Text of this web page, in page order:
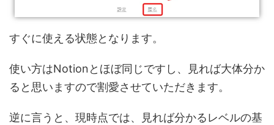
すぐに使える状態となります。
使い方はNotionとほぼ同じですし、見れば大体分か
ると思いますので割愛させていただきます。
逆に言うと、現時点では、見れば分かるレベルの基